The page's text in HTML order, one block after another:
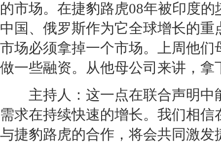
的市场。在捷豹路虎08年被印度的
中国、俄罗斯作为它全球增长的
市场必须拿掉一个市场。上周他
做一些融资。从他母公司来讲，
主持人：这一点在联合声明中
需求在持续快速的增长。我们相
与捷豹路虎的合作，将会共同激发